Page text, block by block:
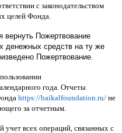
с законодательством
целей Фонда
вернуть Пожертвование
денежных средств на ту же
Пожертвование.
года Отчеты
https://baikalfoundation.ru/ не
за отчетным
учет всех операций связанных с